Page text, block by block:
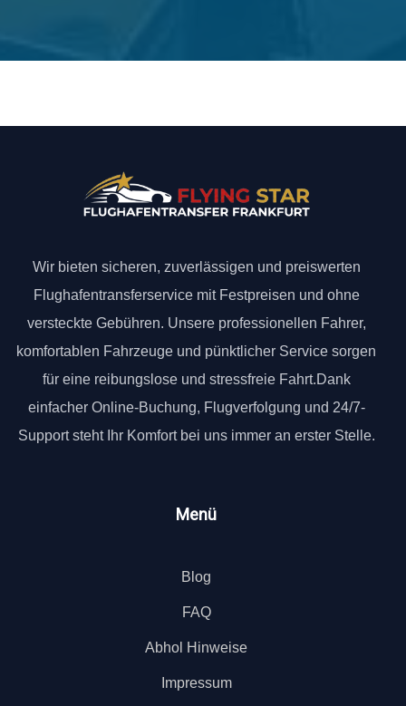
Wir bieten sicheren, zuverlässigen und preiswerten
Flughafentransferservice mit Festpreisen und ohne
versteckte Gebühren. Unsere professionellen Fahrer,
komfortablen Fahrzeuge und pünktlicher Service sorgen
für eine reibungslose und stressfreie Fahrt.Dank
einfacher Online-Buchung, Flugverfolgung und 24/7-
Support steht Ihr Komfort bei uns immer an erster Stelle.
Menü
Blog
FAQ
Abhol Hinweise
Impressum